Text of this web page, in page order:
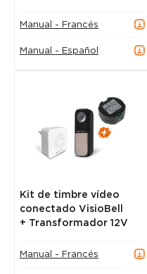
Manual - Francés
Manual - Español
Kit de timbre vídeo
conectado VisioBell
+ Transformador 12V
Manual - Francés